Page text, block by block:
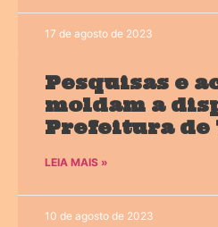
17 de agosto de 2023
Pesquisas e
moldam a
Prefeitura de
LEIA MAIS »
10 de agosto de 2023